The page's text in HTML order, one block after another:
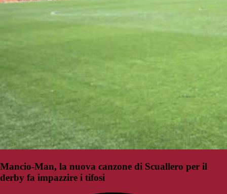
Mancio-Man, la nuova canzone di Scuallero per il
derby fa impazzire i tifosi